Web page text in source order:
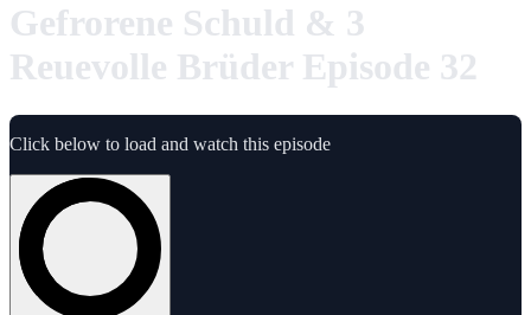
Gefrorene Schuld & 3
Reuevolle Brüder Episode 32
Click below to load and watch this episode